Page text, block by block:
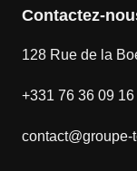
Contactez-
128 Rue de la
+331 76 36 09 16
contact@groupe-